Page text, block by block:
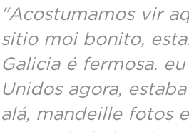
"Acostumamos vir
sitio moi bonito,
Galicia é fermosa.
Unidos agora,
alá, mandeille fotos